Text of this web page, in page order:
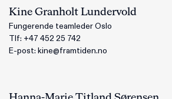
Kine Granholt Lundervold
Fungerende teamleder Oslo
Tlf: +47 452 25 742
E-post: kine@framtiden.no